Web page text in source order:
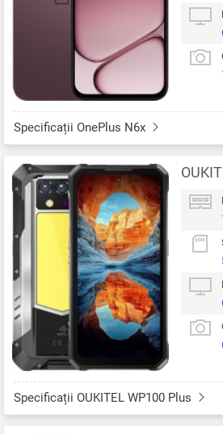
Specificații OnePlus N6x
Specificații OUKITEL WP100 Plus